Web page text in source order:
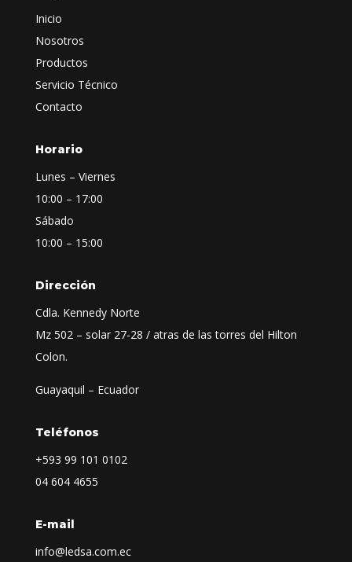
Inicio
Nosotros
Productos
Servicio Técnico
Contacto
Horario
Lunes – Viernes
10:00 – 17:00
Sábado
10:00 – 15:00
Dirección
Cdla. Kennedy Norte
Mz 502 – solar 27-28 / atras de las torres del Hilton
Colon.
Guayaquil – Ecuador
Teléfonos
+593 99 101 0102
04 604 4655
E-mail
info@ledsa.com.ec